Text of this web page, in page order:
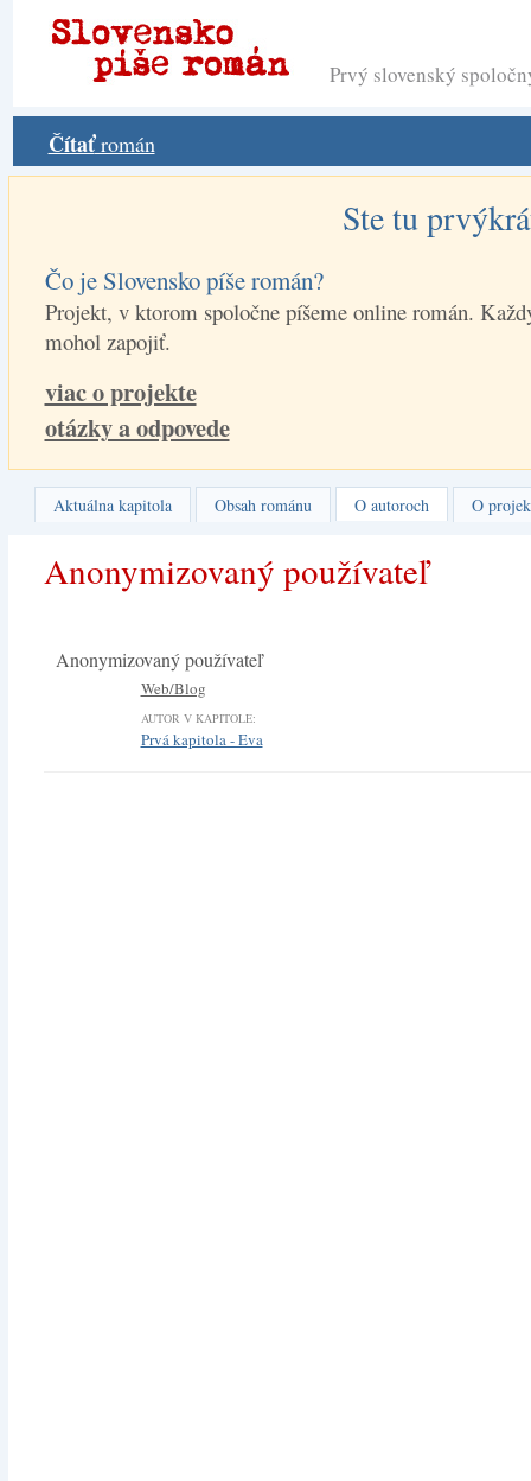
Prvý slovenský
Čítaťromán
Ste tu
Čo je Slovensko píše román?
Projekt, v ktorom spoločne píšeme online román.
mohol zapojiť.
viac o projekte
otázky a odpovede
Aktuálna kapitola Obsah románu O autoroch O
Anonymizovaný používateľ
Anonymizovaný používateľ
Web/Blog
AUTOR V KAPITOLE:
Prvá kapitola - Eva